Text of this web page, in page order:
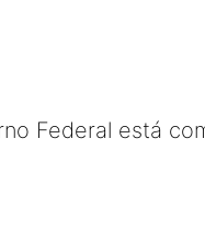
Federal está